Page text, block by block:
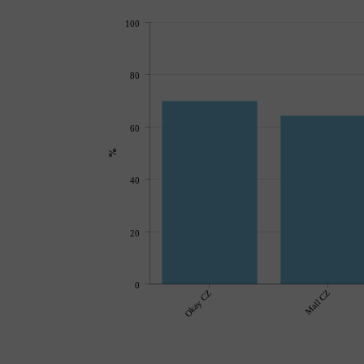
Okay CZ Mall CZ
0
20
40
60
80
100
%